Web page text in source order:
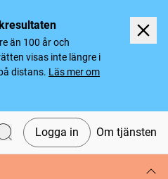
än 100 år och
visas inte längre i
distans. Läs mer om
Logga in Om tjänsten